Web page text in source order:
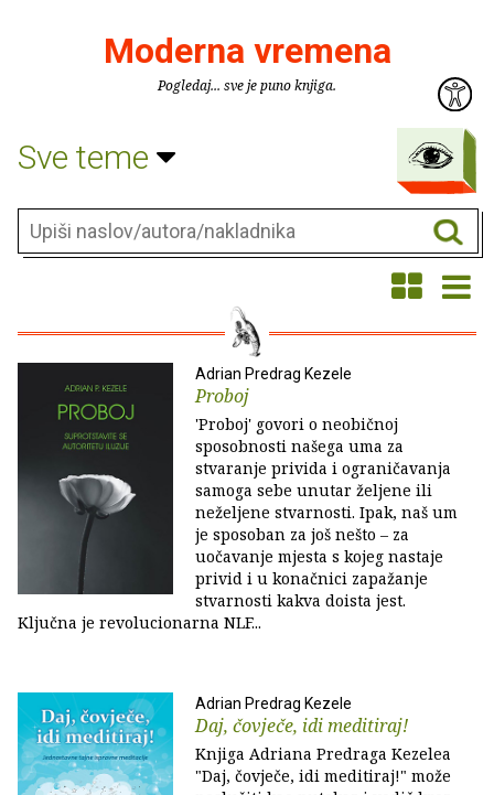
Moderna vremena
Pogledaj... sve je puno knjiga.
Sve teme
Adrian Predrag Kezele
Proboj
'Proboj' govori o neobičnoj
sposobnosti našega uma za
stvaranje privida i ograničavanja
samoga sebe unutar željene ili
neželjene stvarnosti. Ipak, naš um
je sposoban za još nešto – za
uočavanje mjesta s kojeg nastaje
privid i u konačnici zapažanje
stvarnosti kakva doista jest.
Ključna je revolucionarna NLF...
Adrian Predrag Kezele
Daj, čovječe, idi meditiraj!
Knjiga Adriana Predraga Kezelea
"Daj, čovječe, idi meditiraj!" može